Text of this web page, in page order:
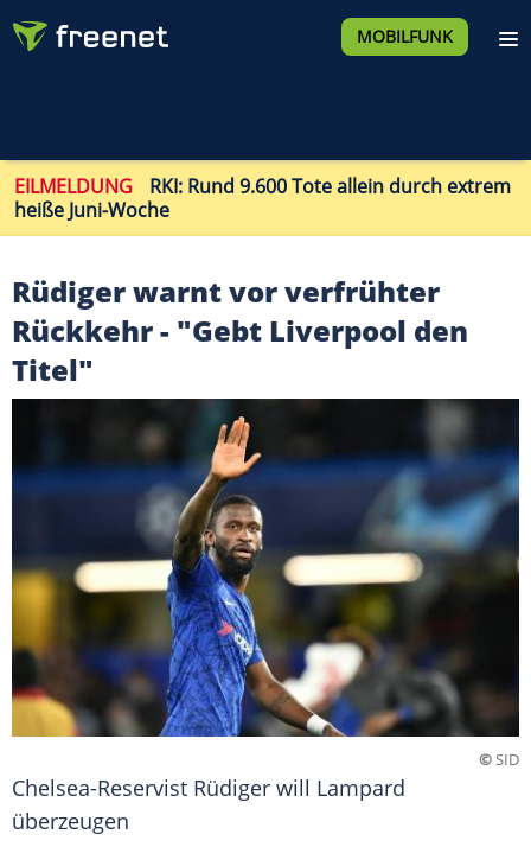
MOBILFUNK
EILMELDUNG
RKI: Rund 9.600 Tote allein durch extrem
heiße Juni-Woche
Rüdiger warnt vor verfrühter
Rückkehr - "Gebt Liverpool den
Titel"
©SID
Chelsea-Reservist Rüdiger will Lampard
überzeugen